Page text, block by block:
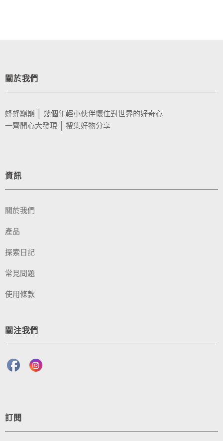
關於我們
蜂蜂巔巔 │ 幾個年輕小伙伴懷住對世界的好奇心
一齊開心大發現 │ 搜集好物分享
資訊
關於我們
產品
探索日記
常見問題
使用條款
關注我們
訂閱